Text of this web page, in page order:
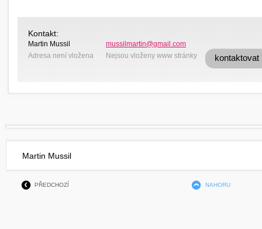
Kontakt:
Martin Mussil
mussilmartin@gmail.com
Adresa není vložena
Nejsou vloženy www stránky kontaktovat
Martin Mussil
PŘEDCHOZÍ NAHORU